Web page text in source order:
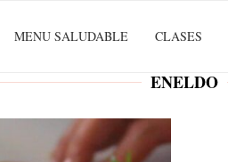
MENU SALUDABLE CLASES
ENELDO